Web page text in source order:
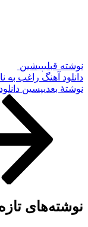
نوشته قبلیپیشین
دانلود آهنگ راغب به
نوشته‌ٔ بعدیپسین
نوشته‌های